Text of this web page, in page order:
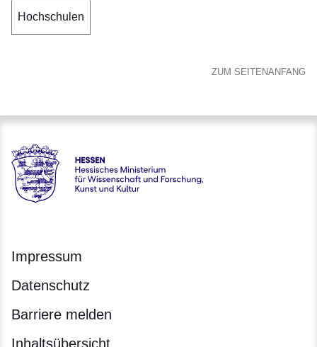
Hochschulen
ZUM SEITENANFANG
Hessen - Hessisches Ministerium für Wissenschaft und
Impressum
Datenschutz
Barriere melden
Inhaltsübersicht